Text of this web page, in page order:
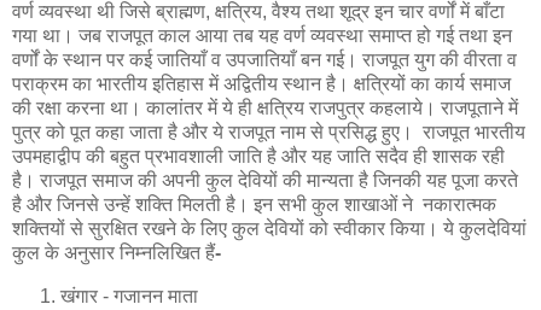
वर्ण व्यवस्था थी जिसे ब्राह्मण, क्षत्रिय, वैश्य तथा शूद्र इन चार वर्णों में बाँटा
गया था। जब राजपूत काल आया तब यह वर्ण व्यवस्था समाप्त हो गई तथा इन
वर्णों के स्थान पर कई जातियाँ व उपजातियाँ बन गई। राजपूत युग की वीरता व
पराक्रम का भारतीय इतिहास में अद्वितीय स्थान है। क्षत्रियों का कार्य समाज
की रक्षा करना था। कालांतर में ये ही क्षत्रिय राजपुत्र कहलाये। राजपूताने में
पुत्र को पूत कहा जाता है और ये राजपूत नाम से प्रसिद्ध हुए। राजपूत भारतीय
उपमहाद्वीप की बहुत प्रभावशाली जाति है और यह जाति सदैव ही शासक रही
है। राजपूत समाज की अपनी कुल देवियों की मान्यता है जिनकी यह पूजा करते
है और जिनसे उन्हें शक्ति मिलती है। इन सभी कुल शाखाओं ने नकारात्मक
शक्तियों से सुरक्षित रखने के लिए कुल देवियों को स्वीकार किया। ये कुलदेवियां
कुल के अनुसार निम्नलिखित हैं-
खंगार - गजानन माता